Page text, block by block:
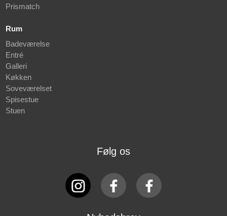
Prismatch
Rum
Badeværelse
Entré
Galleri
Køkken
Soveværelset
Spisestue
Stuen
Følg os